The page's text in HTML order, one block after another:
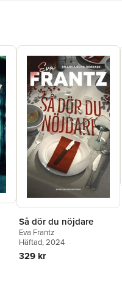
Så dör du nöjdare
Eva Frantz
Häftad, 2024
329 kr